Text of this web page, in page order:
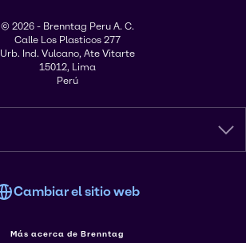
© 2026 - Brenntag Peru A. C.
Calle Los Plasticos 277
Urb. Ind. Vulcano, Ate Vitarte
15012, Lima
Perú
Cambiar el sitio web
Más acerca de Brenntag